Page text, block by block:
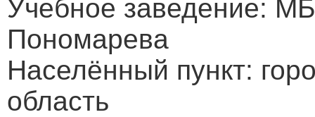
Учебное заведение:
Пономарева
Населённый пункт:
область